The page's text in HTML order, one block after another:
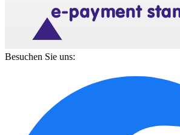
Besuchen Sie uns: